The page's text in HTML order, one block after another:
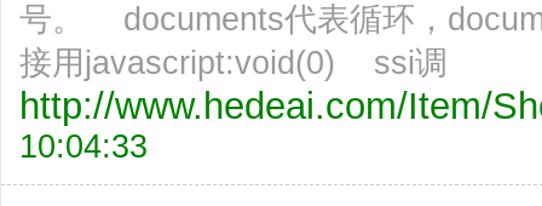
号。 documents代表循环，
接用javascript:void(0) ssi调
http://www.hedeai.com/Item/
10:04:33